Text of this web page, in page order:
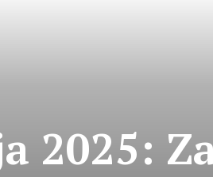
2025: